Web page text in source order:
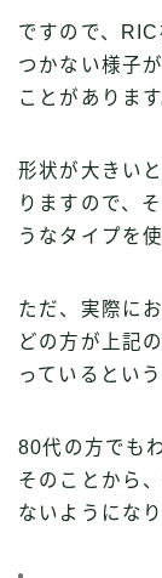
ですので、
つかない様子
ことがあります
形状が大きい
りますので、
うなタイプを
ただ、実際に
どの方が上記
っているという
80代の方でも
そのことから
ないようにな